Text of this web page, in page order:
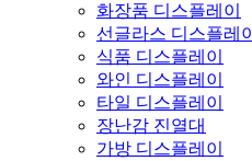
화장품 디스플레이
선글라스 디스플레이
식품 디스플레이
와인 디스플레이
타일 ​​디스플레이
장난감 진열대
가방 디스플레이